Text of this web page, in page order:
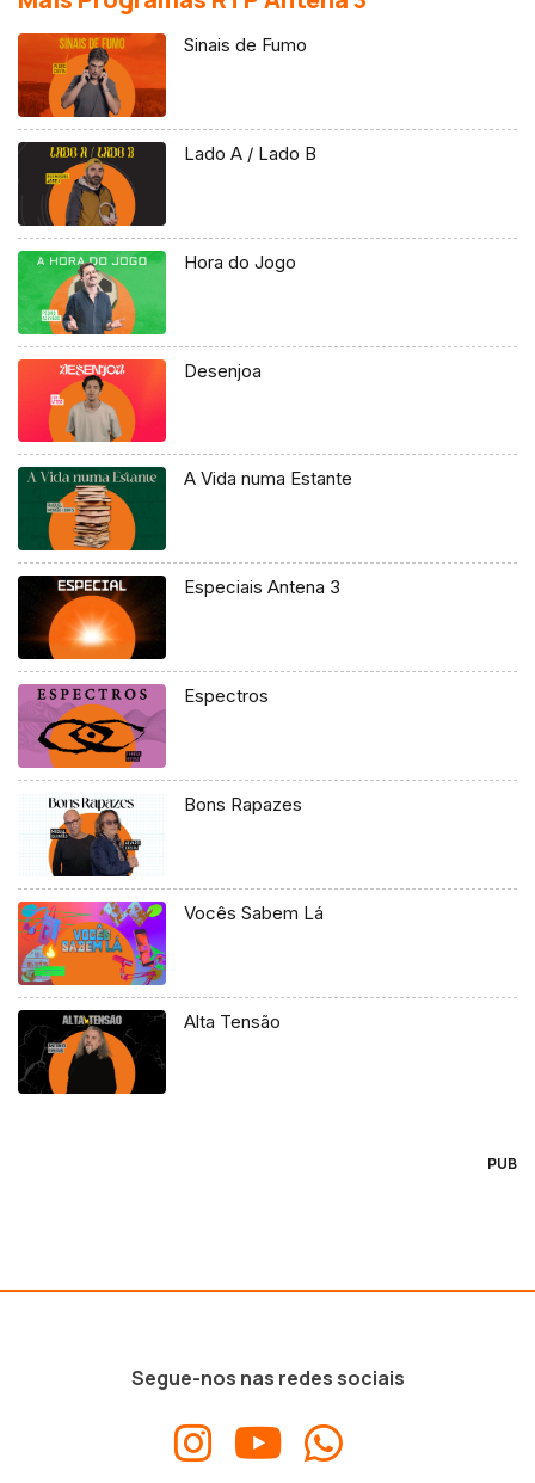
Sinais de Fumo
Lado A / Lado B
Hora do Jogo
Desenjoa
A Vida numa Estante
Especiais Antena 3
Espectros
Bons Rapazes
Vocês Sabem Lá
Alta Tensão
PUB
Segue-nos nas redes sociais